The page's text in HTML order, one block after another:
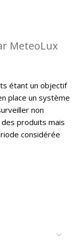
MeteoLux
étant un objectif
place un système
non
produits mais
considérée